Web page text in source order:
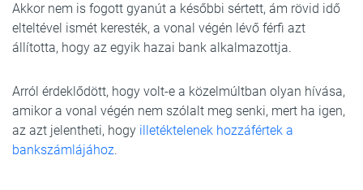
Akkor nem is fogott gyanút a későbbi sértett, ám rövid idő
elteltével ismét keresték, a vonal végén lévő férfi azt
állította, hogy az egyik hazai bank alkalmazottja.
Arról érdeklődött, hogy volt-e a közelmúltban olyan hívása,
amikor a vonal végén nem szólalt meg senki, mert ha igen,
az azt jelentheti, hogy illetéktelenek hozzáfértek a
bankszámlájához.